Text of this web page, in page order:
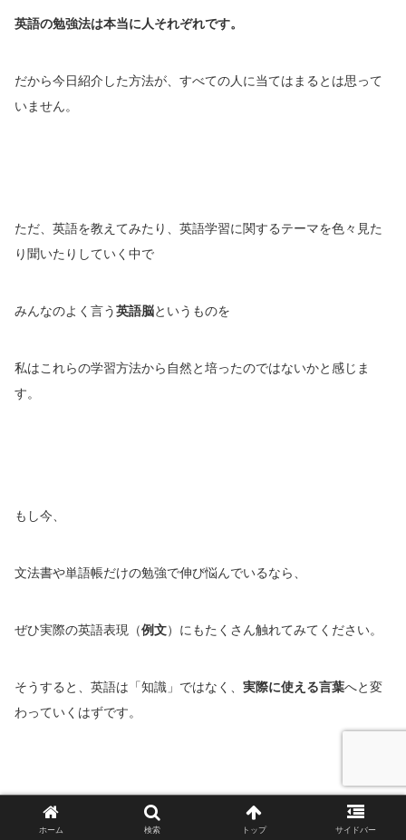
英語の勉強法は本当に人それぞれです。
だから今日紹介した方法が、すべての人に当てはまるとは思って
いません。
ただ、英語を教えてみたり、英語学習に関するテーマを色々見た
り聞いたりしていく中で
みんなのよく言う英語脳というものを
私はこれらの学習方法から自然と培ったのではないかと感じま
す。
もし今、
文法書や単語帳だけの勉強で伸び悩んでいるなら、
ぜひ実際の英語表現（例文）にもたくさん触れてみてください。
そうすると、英語は「知識」ではなく、 実際に使える言葉へと変
わっていくはずです。
Take it easy!
ホーム 検索 トップ サイドバー